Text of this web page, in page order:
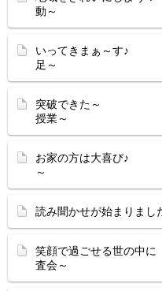
動～
いってきまぁ～す
足～
突破できた～ ～
授業～
お家の方は大喜び
～
読み聞かせが始まりまし
笑顔で過ごせる世の
査会～